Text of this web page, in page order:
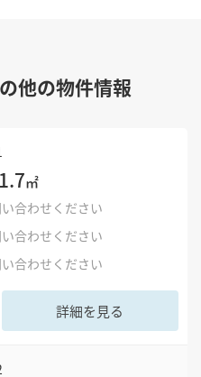
他の物件情報
㎡
合わせください
合わせください
合わせください
詳細を見る